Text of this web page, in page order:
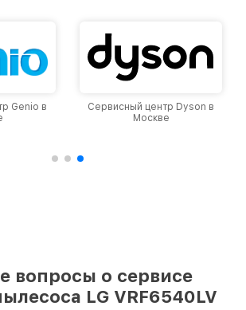
Genio в
Сервисный центр Dyson в
Москве
вопросы о сервисе
LG VRF6540LV